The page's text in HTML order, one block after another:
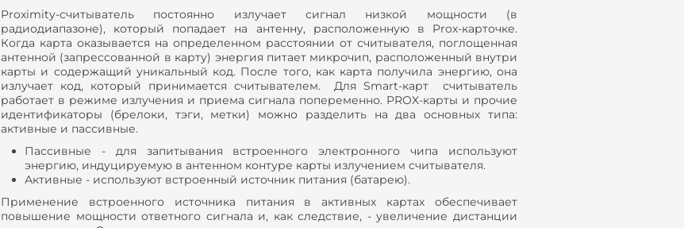
Proximity-считыватель постоянно излучает сигнал низкой мощности (в
радиодиапазоне), который попадает на антенну, расположенную в Prox-карточке.
Когда карта оказывается на определенном расстоянии от считывателя, поглощенная
антенной (запрессованной в карту) энергия питает микрочип, расположенный внутри
карты и содержащий уникальный код. После того, как карта получила энергию, она
излучает код, который принимается считывателем. Для Smart-карт считыватель
работает в режиме излучения и приема сигнала попеременно. PROX-карты и прочие
идентификаторы (брелоки, тэги, метки) можно разделить на два основных типа:
активные и пассивные.
Пассивные - для запитывания встроенного электронного чипа используют
энергию, индуцируемую в антенном контуре карты излучением считывателя.
Активные - используют встроенный источник питания (батарею).
Применение встроенного источника питания в активных картах обеспечивает
повышение мощности ответного сигнала и, как следствие, - увеличение дистанции